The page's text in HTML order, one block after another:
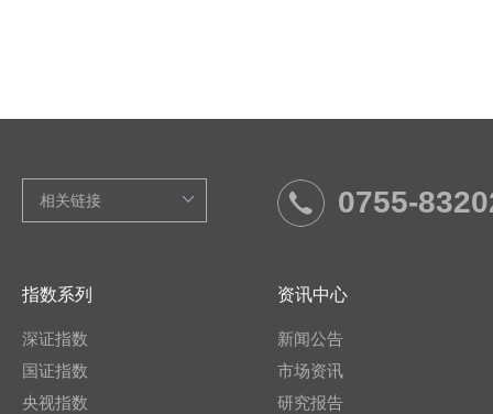
0755-
指数系列
深证指数
国证指数
央视指数
资讯中心
新闻公告
市场资讯
研究报告